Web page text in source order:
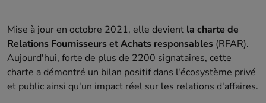
Mise à jour en octobre 2021, elle devient la charte de
Relations Fournisseurs et Achats responsables (RFAR).
Aujourd'hui, forte de plus de 2200 signataires, cette
charte a démontré un bilan positif dans l'écosystème privé
et public ainsi qu'un impact réel sur les relations d'affaires.